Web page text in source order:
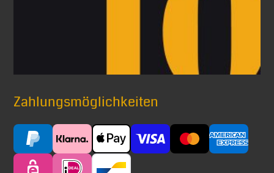
Zahlungsmöglichkeiten